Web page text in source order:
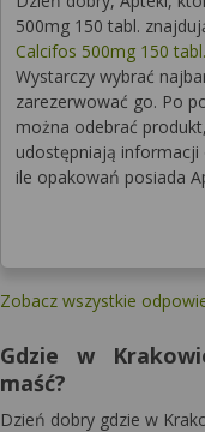
500mg 150 tabl.
Calcifos 500mg 150 tabl.
Wystarczy wybrać
zarezerwować go. Po
można odebrać
udostępniają
ile opakowań posiada
Zobacz wszystkie
Gdzie w
maść?
Dzień dobry gdzie w